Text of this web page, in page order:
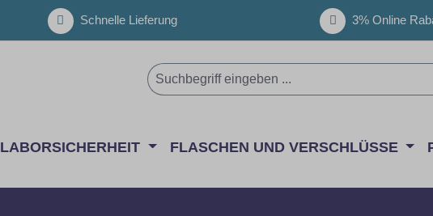
Schnelle Lieferung 3% Online
LABORSICHERHEIT FLASCHEN UND VERSCHLÜSSE